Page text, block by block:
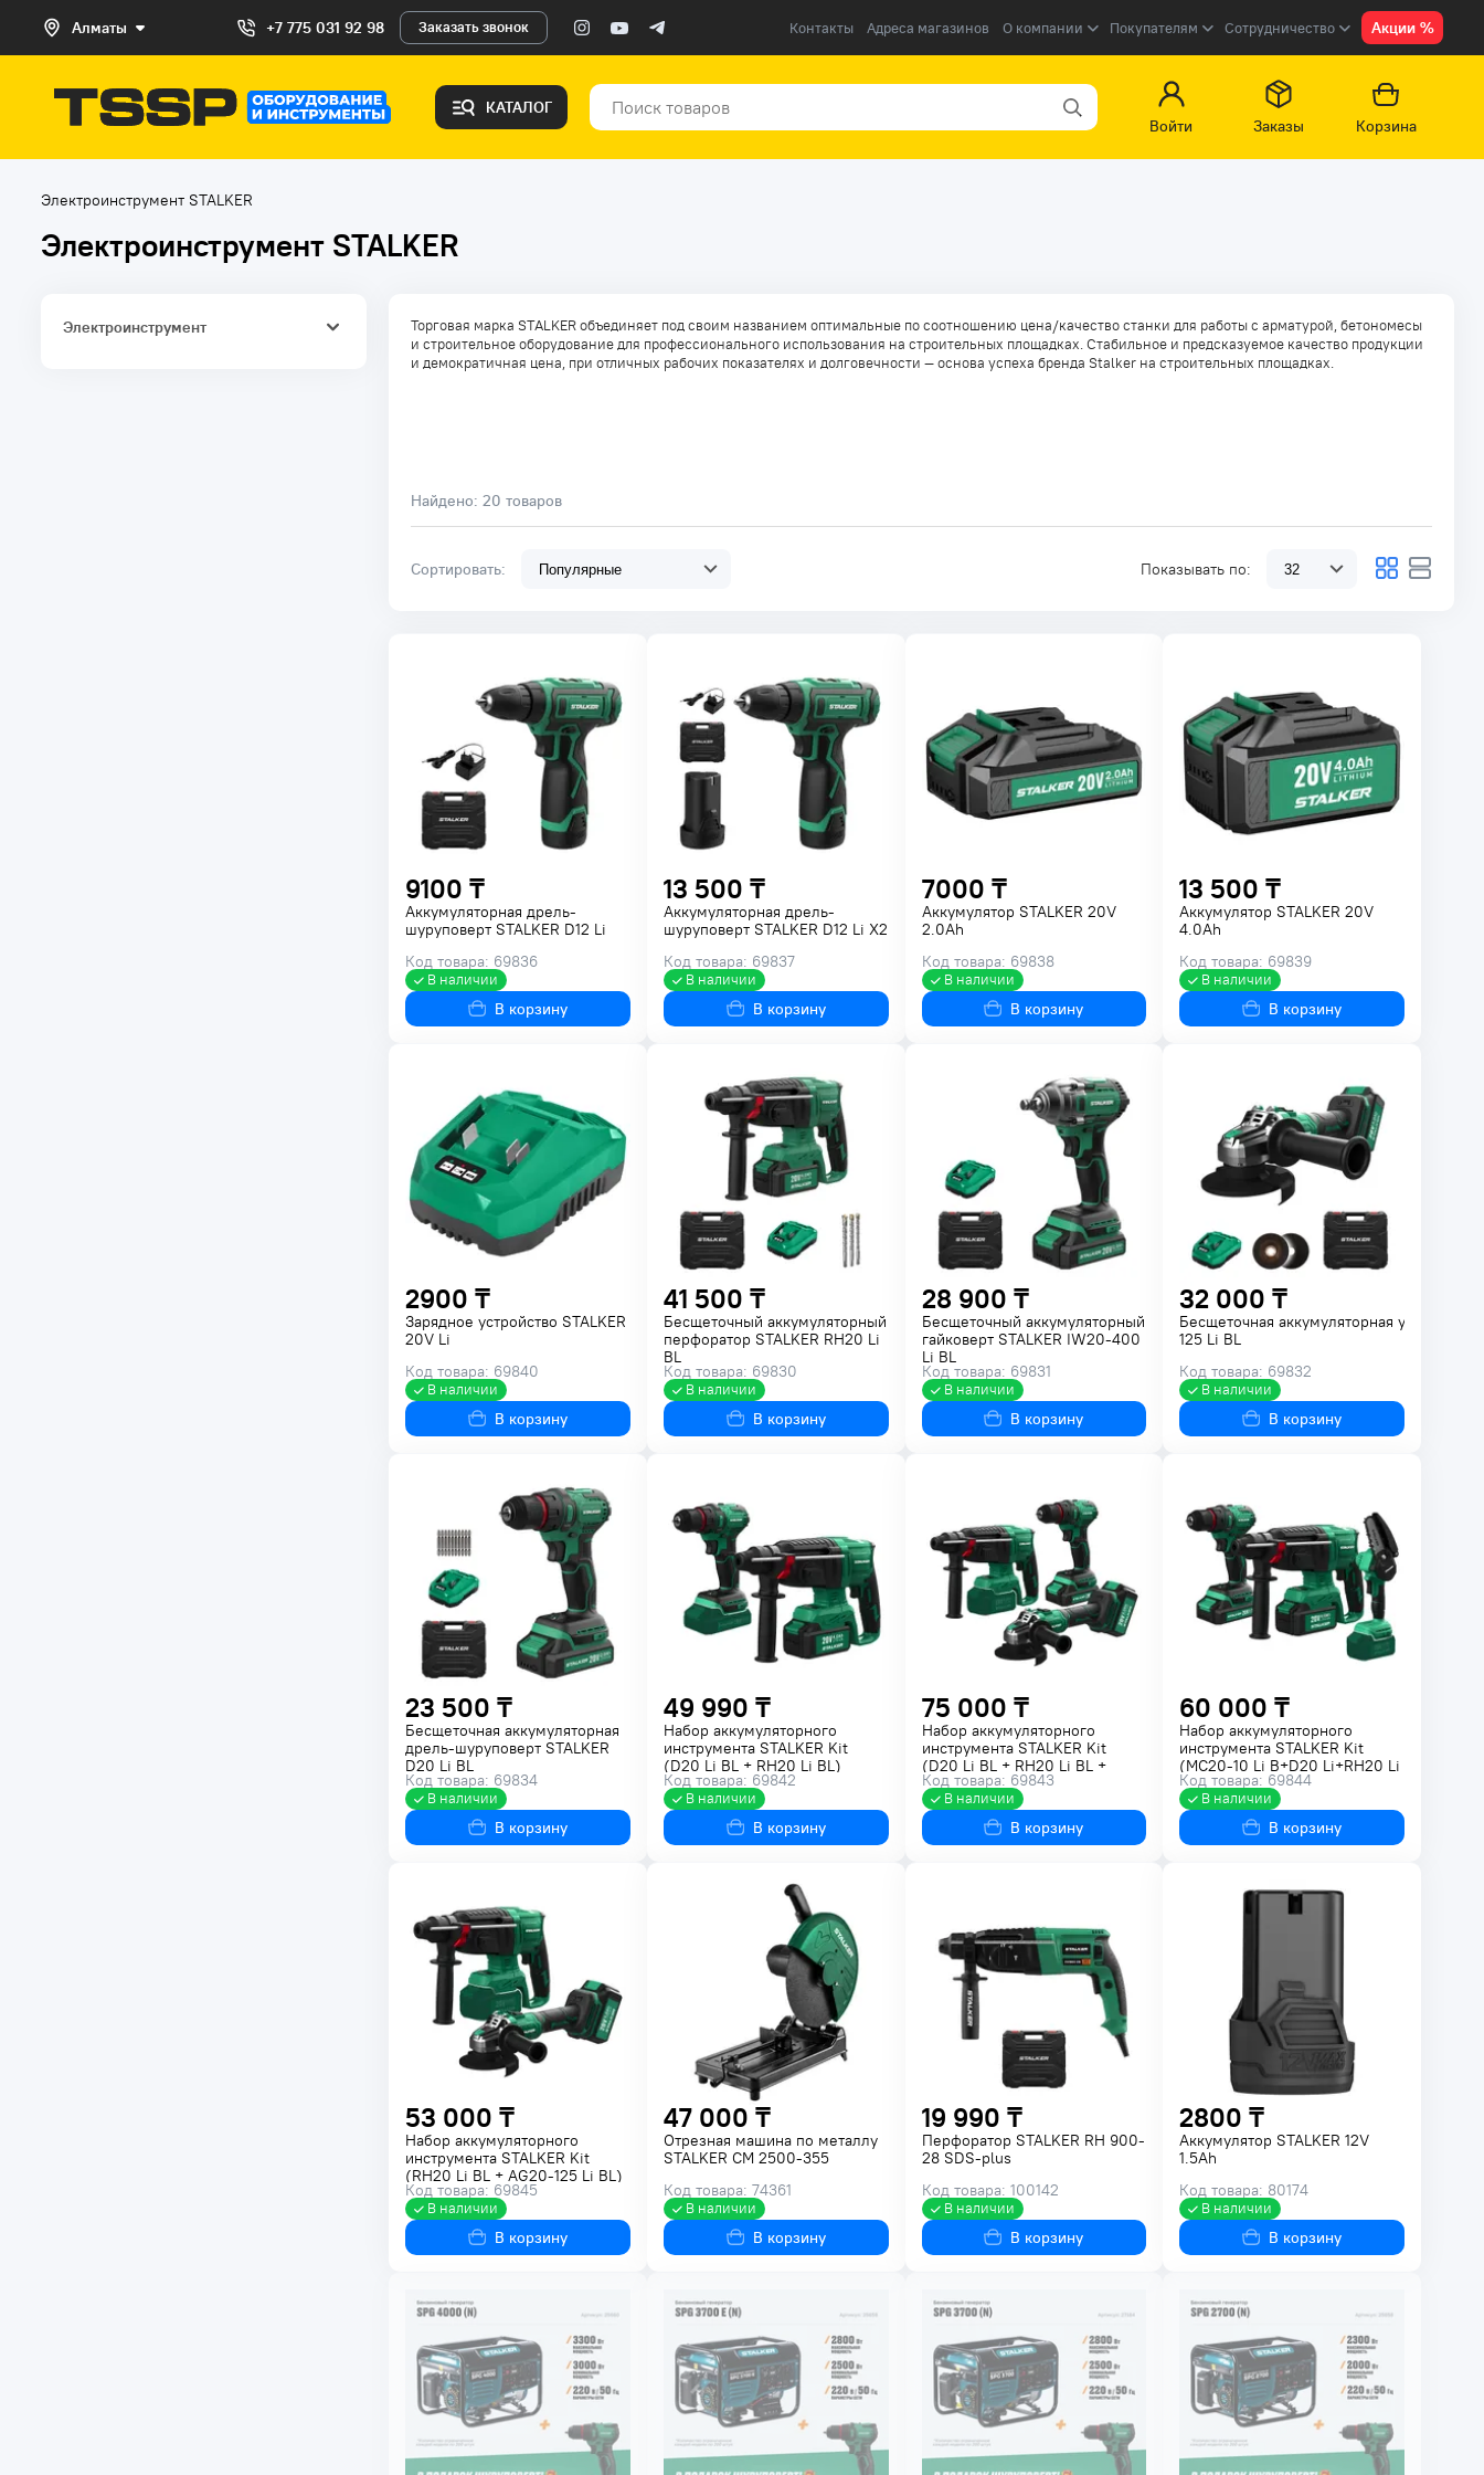
Алматы +7 775 031 92 98 Заказать звонок Контакты Адреса магазинов О компании Покупателям Сотрудничество Акции %
КАТАЛОГ
Войти
Заказы Корзина
Электроинструмент STALKER
Электроинструмент STALKER
Торговая марка STALKER объединяет под своим названием оптимальные по соотношению цена/качество станки для работы с арматурой, бетономесы
и строительное оборудование для профессионального использования на строительных площадках. Стабильное и предсказуемое качество продукции
и демократичная цена, при отличных рабочих показателях и долговечности — основа успеха бренда Stalker на строительных площадках.
Найдено: 20 товаров
Показывать по:
Сортировать:
Электроинструмент
9100 ₸
Аккумуляторная дрель-
шуруповерт STALKER D12 Li
Код товара: 69836
В наличии
В корзину
13 500 ₸
Аккумуляторная дрель-
шуруповерт STALKER D12 Li X2
Код товара: 69837
В наличии
В корзину
7000 ₸
Аккумулятор STALKER 20V
2.0Ah
Код товара: 69838
В наличии
В корзину
13 500 ₸
Аккумулятор STALKER 20V
4.0Ah
Код товара: 69839
В наличии
В корзину
2900 ₸
Зарядное устройство STALKER
20V Li
Код товара: 69840
В наличии
В корзину
41 500 ₸
Бесщеточный аккумуляторный
перфоратор STALKER RH20 Li
BL
Код товара: 69830
В наличии
В корзину
28 900 ₸
Бесщеточный аккумуляторный
гайковерт STALKER IW20-400
Li BL
Код товара: 69831
В наличии
В корзину
32 000 ₸
Бесщеточная аккумуляторная угловая
125 Li BL
Код товара: 69832
В наличии
В корзину
23 500 ₸
Бесщеточная аккумуляторная
дрель-шуруповерт STALKER
D20 Li BL
Код товара: 69834
В наличии
В корзину
49 990 ₸
Набор аккумуляторного
инструмента STALKER Kit
(D20 Li BL + RH20 Li BL)
Код товара: 69842
В наличии
В корзину
75 000 ₸
Набор аккумуляторного
инструмента STALKER Kit
(D20 Li BL + RH20 Li BL +
AG20-125 Li BL)
Код товара: 69843
В наличии
В корзину
60 000 ₸
Набор аккумуляторного
инструмента STALKER Kit
(MC20-10 Li B+D20 Li+RH20 Li
BL)
Код товара: 69844
В наличии
В корзину
53 000 ₸
Набор аккумуляторного
инструмента STALKER Kit
(RH20 Li BL + AG20-125 Li BL)
Код товара: 69845
В наличии
В корзину
47 000 ₸
Отрезная машина по металлу
STALKER CM 2500-355
Код товара: 74361
В наличии
В корзину
19 990 ₸
Перфоратор STALKER RH 900-
28 SDS-plus
Код товара: 100142
В наличии
В корзину
2800 ₸
Аккумулятор STALKER 12V
1.5Ah
Код товара: 80174
В наличии
В корзину